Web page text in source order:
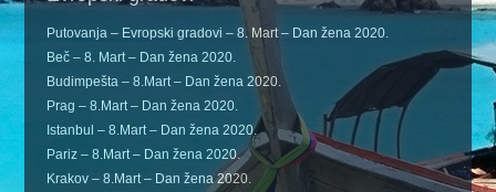
Putovanja – Evropski gradovi – 8. Mart – Dan žena 2020.
Beč – 8. Mart – Dan žena 2020.
Budimpešta – 8.Mart – Dan žena 2020.
Prag – 8.Mart – Dan žena 2020.
Istanbul – 8.Mart – Dan žena 2020.
Pariz – 8.Mart – Dan žena 2020.
Krakov – 8.Mart – Dan žena 2020.